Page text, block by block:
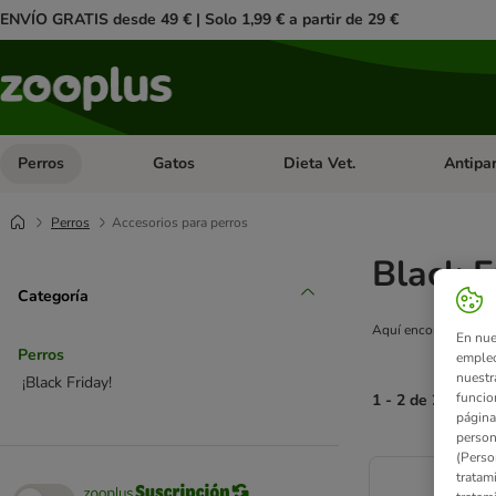
ENVÍO GRATIS desde 49 € | Solo 1,99 € a partir de 29 €
Perros Menú de categoria abierto: Perros
Gatos Menú de categoria abierto: Gatos
Dieta Vet. Menú
Perros Accesorios para perros
Categoría
Perros
¡Black Friday!
Black
Aquí encontrarás
1 - 2 de 2
product items
En